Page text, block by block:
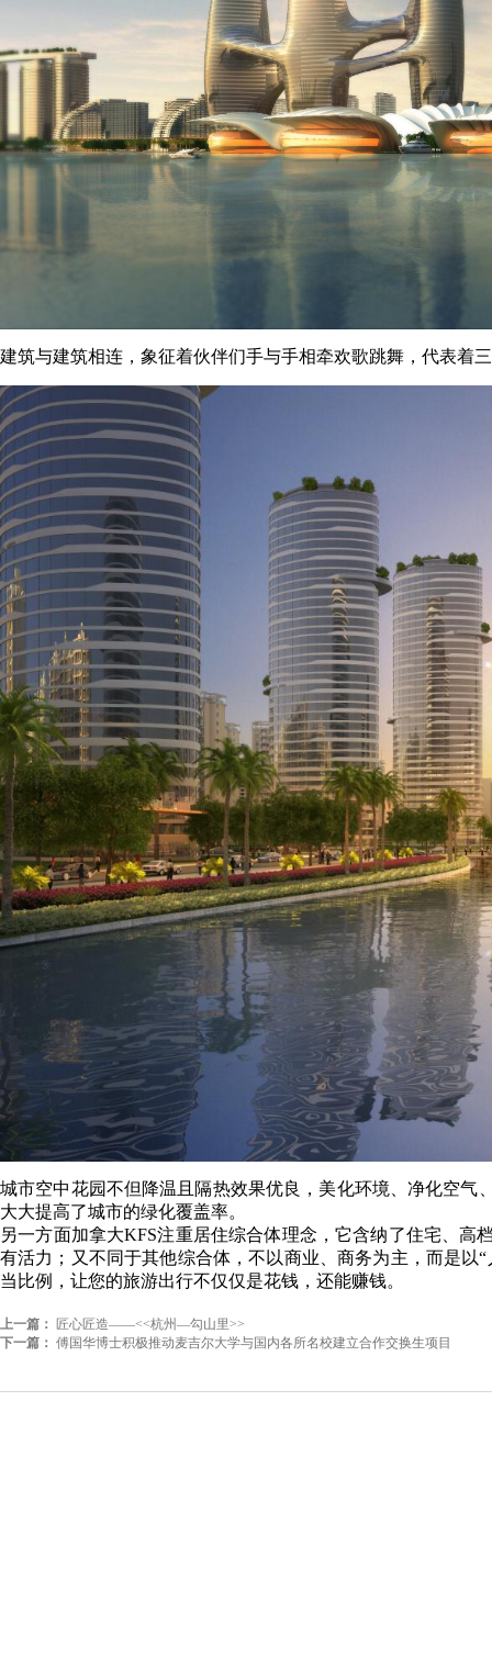
建筑与建筑相连，象征着伙伴们手与手相牵欢歌跳舞，代表着
城市空中花园不但降温且隔热效果优良，美化环境、净化空气
大大提高了城市的绿化覆盖率。
另一方面加拿大KFS注重居住综合体理念，它含纳了住宅、高
有活力；又不同于其他综合体，不以商业、商务为主，而是以
当比例，让您的旅游出行不仅仅是花钱，还能赚钱。
上一篇：
匠心匠造——<<杭州—勾山里>>
下一篇： 傅国华博士积极推动麦吉尔大学与国内各所名校建立合作交换生项目